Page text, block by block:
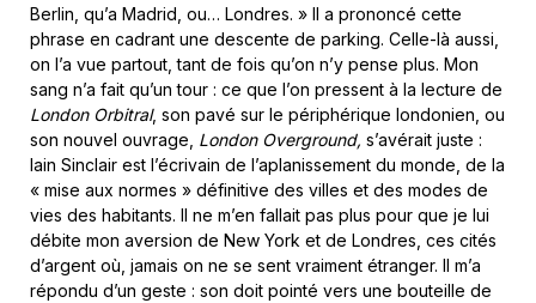
Berlin, qu’a Madrid, ou… Londres. » Il a prononcé cette
phrase en cadrant une descente de parking. Celle-là aussi,
on l’a vue partout, tant de fois qu’on n’y pense plus. Mon
sang n’a fait qu’un tour : ce que l’on pressent à la lecture de
London Orbitral, son pavé sur le périphérique londonien, ou
son nouvel ouvrage, London Overground, s’avérait juste :
Iain Sinclair est l’écrivain de l’aplanissement du monde, de la
« mise aux normes » définitive des villes et des modes de
vies des habitants. Il ne m’en fallait pas plus pour que je lui
débite mon aversion de New York et de Londres, ces cités
d’argent où, jamais on ne se sent vraiment étranger. Il m’a
répondu d’un geste : son doit pointé vers une bouteille de